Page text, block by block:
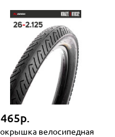
велосипедная